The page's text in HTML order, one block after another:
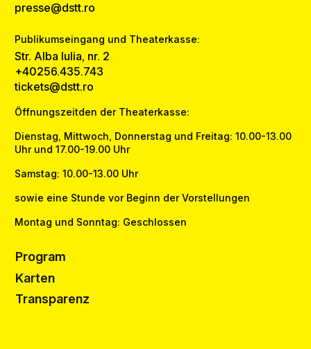
presse@dstt.ro
Publikumseingang und Theaterkasse:
Str. Alba Iulia, nr. 2
+40256.435.743
tickets@dstt.ro
Öffnungszeitden der Theaterkasse:
Dienstag, Mittwoch, Donnerstag und Freitag: 10.00-13.00
Uhr und 17.00-19.00 Uhr
Samstag: 10.00-13.00 Uhr
sowie eine Stunde vor Beginn der Vorstellungen
Montag und Sonntag: Geschlossen
Program
Karten
Transparenz